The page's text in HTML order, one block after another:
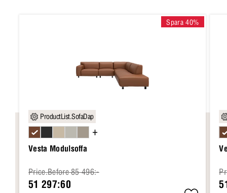
Spara 40%
ProductList.SofaDap
Vesta Modulsoffa
Price.Before 85 496:-
51 297:60
+